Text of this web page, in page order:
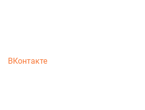
ВКонтакте